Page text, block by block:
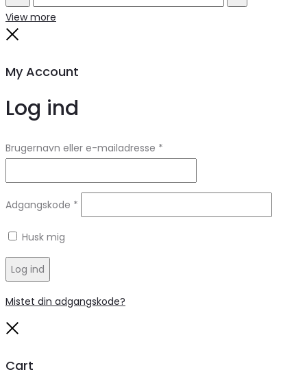
Search
View more
My Account
Log ind
Brugernavn eller e-mailadresse *
Adgangskode *
Husk mig
Log ind
Mistet din adgangskode?
Cart